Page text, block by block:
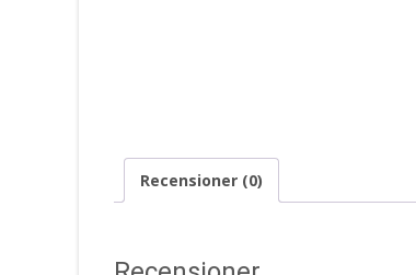
Recensioner (0)